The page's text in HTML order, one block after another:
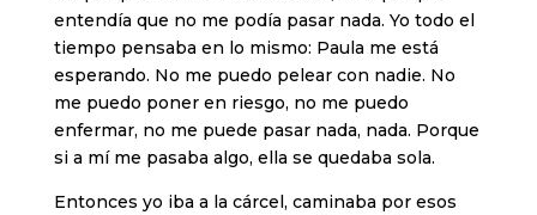
entendía que no me podía pasar nada. Yo todo el
tiempo pensaba en lo mismo: Paula me está
esperando. No me puedo pelear con nadie. No
me puedo poner en riesgo, no me puedo
enfermar, no me puede pasar nada, nada. Porque
si a mí me pasaba algo, ella se quedaba sola.
Entonces yo iba a la cárcel, caminaba por esos